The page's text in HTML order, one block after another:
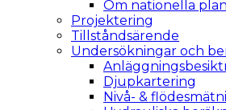
Om nationella
Projektering
Tillståndsärende
Undersökningar och
Djupkartering
Nivå- &